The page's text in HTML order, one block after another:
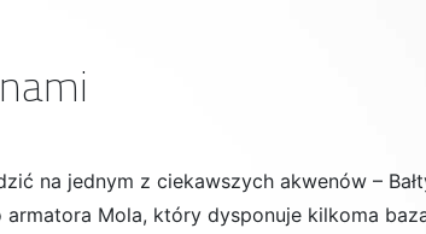
na jednym z ciekawszych akwenów –
Mola, który dysponuje kilkoma